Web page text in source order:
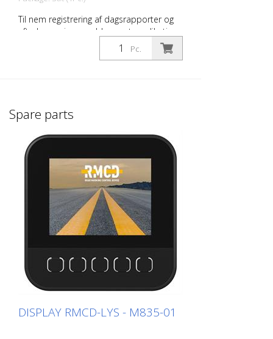
Til nem registrering af dagsrapporter og
efterberegning. - webbaseret applikation -
kører på smartphone / tablet / pc - kan
tilpasses efter dine behov - gem billeder
er på byggepladsen - send din
byggepladsen - mindsker risikoen for
glemte opgaver - øger likviditeten gennem
hurtigere afregning - imponerer dine
kunder med din hurtighed Bliver
demonstreret på Intertraffic 2026 på
Zirocco-standen 07.407.
Pc.
Spare parts
DISPLAY RMCD-LYS - M835-01